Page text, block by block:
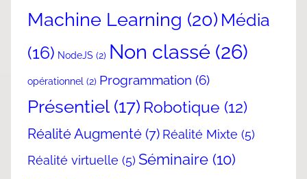
Machine Learning (20) Média
(16) NodeJS (2) Non classé (26)
opérationnel (2) Programmation (6)
Présentiel(17) Robotique (12)
Réalité Augmenté (7) Réalité Mixte (5)
Réalité virtuelle (5) Séminaire (10)